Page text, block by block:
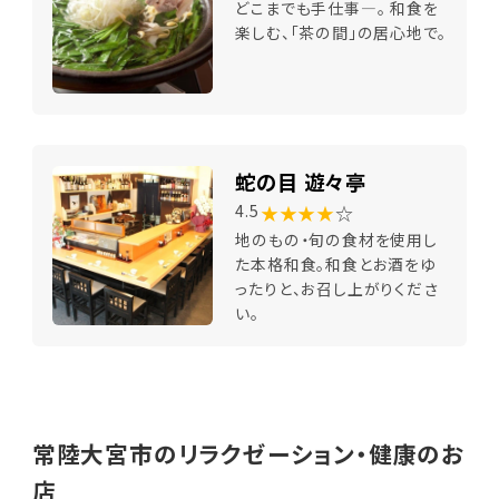
どこまでも手仕事―。 和食を
楽しむ、「茶の間」の居心地で。
蛇の目 遊々亭
4.5 ★★★★☆
地のもの・旬の食材を使用し
た本格和食。和食とお酒をゆ
ったりと、お召し上がりくださ
い。
常陸大宮市のリラクゼーション・健康のお
店